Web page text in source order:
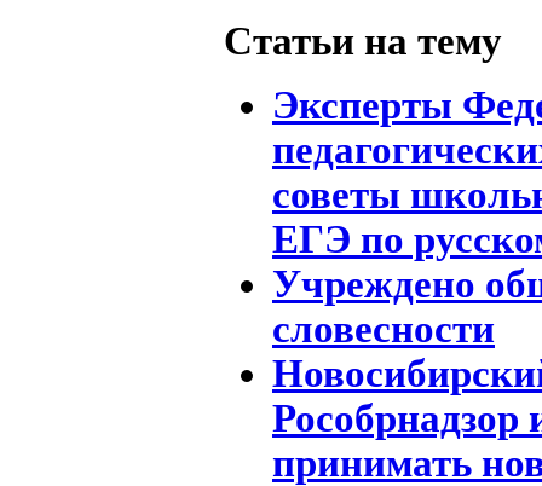
Статьи на тему
Эксперты
советы
ЕГЭ по
Учреждено
словесности
Рособрнадзор
принимать